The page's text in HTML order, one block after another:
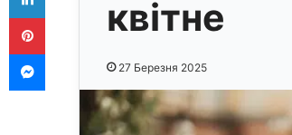
квітне
27 Березня 2025
Pinterest
Messenger